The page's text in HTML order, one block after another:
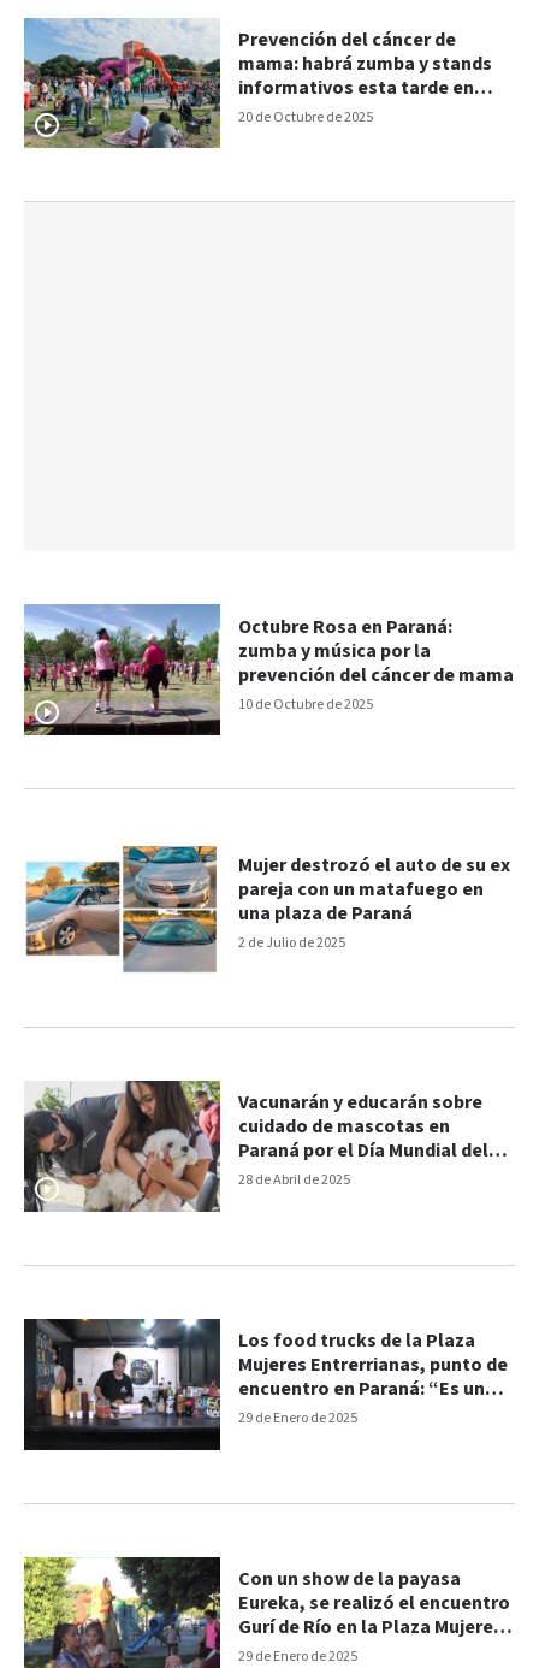
20 de Octubre de 2025
Prevención del cáncer de
mama: habrá zumba y stands
informativos esta tarde en
Plaza Mujeres Entrerrianas
10 de Octubre de 2025
Octubre Rosa en Paraná:
zumba y música por la
prevención del cáncer de mama
2 de Julio de 2025
Mujer destrozó el auto de su ex
pareja con un matafuego en
una plaza de Paraná
28 de Abril de 2025
Vacunarán y educarán sobre
cuidado de mascotas en
Paraná por el Día Mundial del
Animal
29 de Enero de 2025
Los food trucks de la Plaza
Mujeres Entrerrianas, punto de
encuentro en Paraná: “Es un
espacio muy lindo”
29 de Enero de 2025
Con un show de la payasa
Eureka, se realizó el encuentro
Gurí de Río en la Plaza Mujeres
Entrerrianas